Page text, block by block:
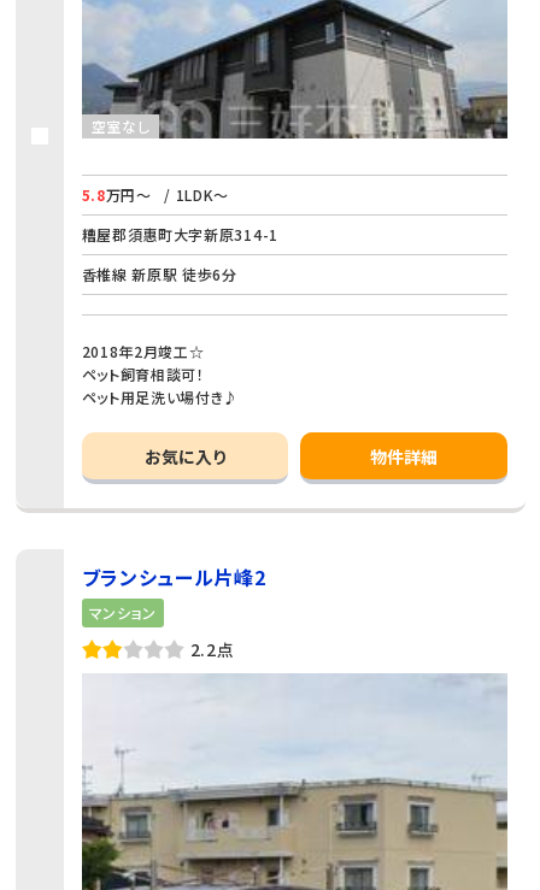
空室なし
5.8万円～
/ 1LDK～
糟屋郡須惠町大字新原314-1
香椎線 新原駅 徒歩6分
2018年2月竣工☆
ペット飼育相談可！
ペット用足洗い場付き♪
お気に入り 物件詳細
ブランシュール片峰2
マンション
2.2点